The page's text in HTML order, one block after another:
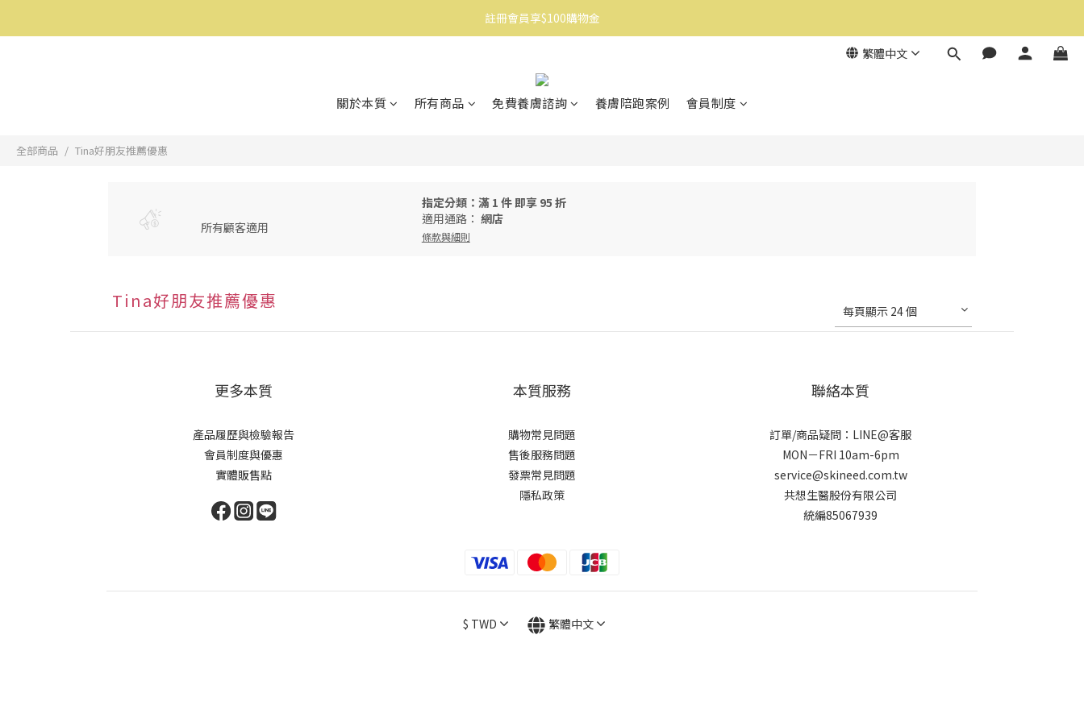
消費滿$1500免運
註冊會員享$100購物金
繁體中文
關於本質 所有商品 免費養膚諮詢 養膚陪跑案例 會員制度
全部商品 Tina好朋友推薦優惠
所有顧客適用
指定分類：滿 1 件 即享 95 折
適用通路： 網店
條款與細則
Tina好朋友推薦優惠 每頁顯示 24 個
更多本質
產品履歷與檢驗報告
會員制度與優惠
實體販售點
本質服務
購物常見問題
售後服務問題
發票常見問題
隱私政策
聯絡本質
訂單/商品疑問：LINE@客服
MON－FRI 10am-6pm
service@skineed.com.tw
共想生醫股份有限公司
統編85067939
$ TWD 繁體中文